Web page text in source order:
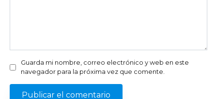
Guarda mi nombre, correo electrónico y web en este
navegador para la próxima vez que comente.